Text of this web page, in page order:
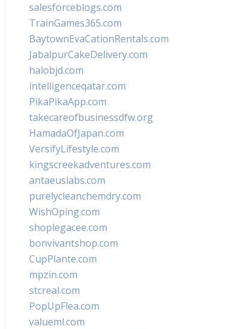
salesforceblogs.com
TrainGames365.com
BaytownEvaCationRentals.com
JabalpurCakeDelivery.com
halobjd.com
intelligenceqatar.com
PikaPikaApp.com
takecareofbusinessdfw.org
HamadaOfJapan.com
VersifyLifestyle.com
kingscreekadventures.com
antaeuslabs.com
purelycleanchemdry.com
WishOping.com
shoplegacee.com
bonvivantshop.com
CupPlante.com
mpzin.com
stcreal.com
PopUpFlea.com
valueml.com